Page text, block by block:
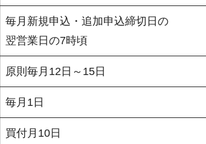
毎月新規申込・追加申込締切日の
翌営業日の7時頃
原則毎月12日～15日
毎月1日
買付月10日